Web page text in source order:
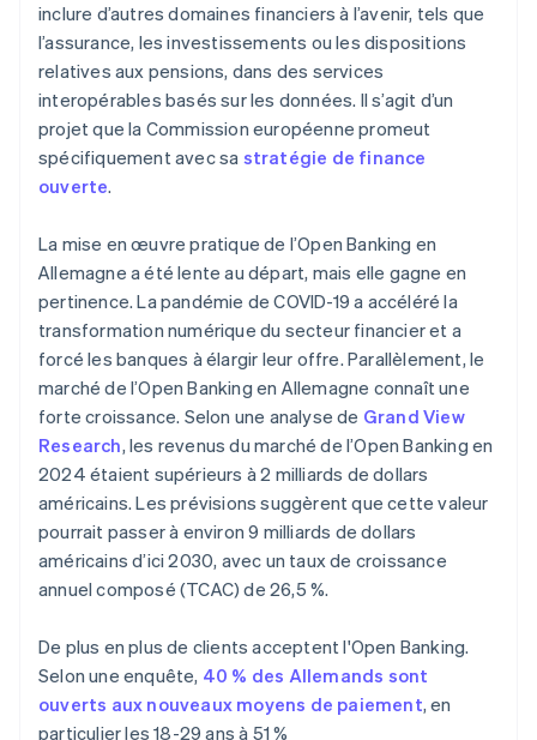
inclure d’autres domaines financiers à l’avenir, tels que
l’assurance, les investissements ou les dispositions
relatives aux pensions, dans des services
interopérables basés sur les données. Il s’agit d’un
projet que la Commission européenne promeut
spécifiquement avec sa stratégie de finance
ouverte.
La mise en œuvre pratique de l’Open Banking en
Allemagne a été lente au départ, mais elle gagne en
pertinence. La pandémie de COVID-19 a accéléré la
transformation numérique du secteur financier et a
forcé les banques à élargir leur offre. Parallèlement, le
marché de l’Open Banking en Allemagne connaît une
forte croissance. Selon une analyse de Grand View
Research, les revenus du marché de l’Open Banking en
2024 étaient supérieurs à 2 milliards de dollars
américains. Les prévisions suggèrent que cette valeur
pourrait passer à environ 9 milliards de dollars
américains d’ici 2030, avec un taux de croissance
annuel composé (TCAC) de 26,5 %.
De plus en plus de clients acceptent l'Open Banking.
Selon une enquête, 40 % des Allemands sont
ouverts aux nouveaux moyens de paiement, en
particulier les 18-29 ans à 51 %